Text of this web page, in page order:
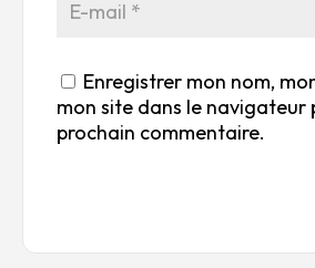
Enregistrer mon nom,
mon site dans le navigateur
prochain commentaire.